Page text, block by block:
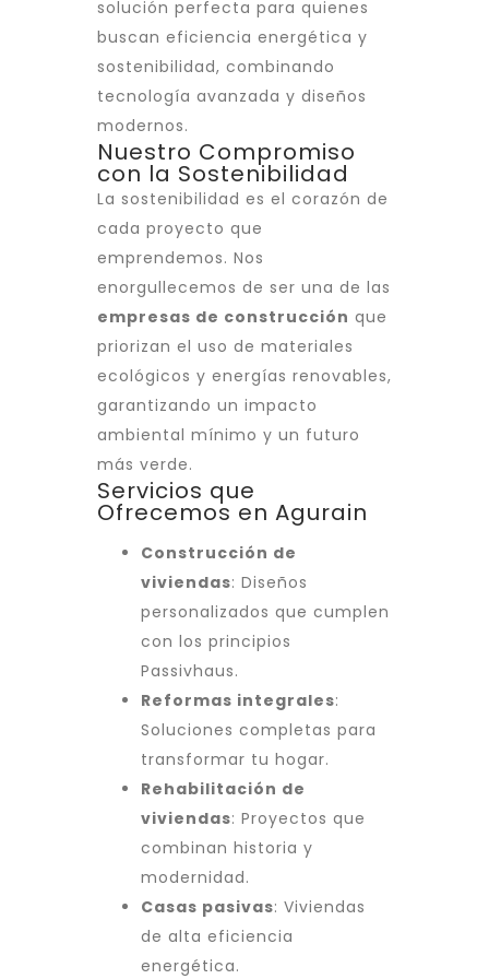
solución perfecta para quienes
buscan eficiencia energética y
sostenibilidad, combinando
tecnología avanzada y diseños
modernos.
Nuestro Compromiso
con la Sostenibilidad
La sostenibilidad es el corazón de
cada proyecto que
emprendemos. Nos
enorgullecemos de ser una de las
empresas de construcción que
priorizan el uso de materiales
ecológicos y energías renovables,
garantizando un impacto
ambiental mínimo y un futuro
más verde.
Servicios que
Ofrecemos en Agurain
Construcción de
viviendas: Diseños
personalizados que cumplen
con los principios
Passivhaus.
Reformas integrales:
Soluciones completas para
transformar tu hogar.
Rehabilitación de
viviendas: Proyectos que
combinan historia y
modernidad.
Casas pasivas: Viviendas
de alta eficiencia
energética.